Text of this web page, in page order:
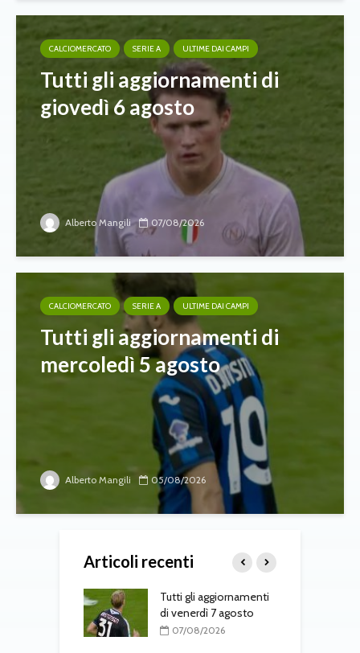
CALCIOMERCATO SERIE A ULTIME DAI CAMPI
Tutti gli aggiornamenti di
giovedì 6 agosto
Alberto Mangili 07/08/2026
CALCIOMERCATO SERIE A ULTIME DAI CAMPI
Tutti gli aggiornamenti di
mercoledì 5 agosto
Alberto Mangili 05/08/2026
Articoli recenti
Tutti gli aggiornamenti
di venerdì 7 agosto
07/08/2026